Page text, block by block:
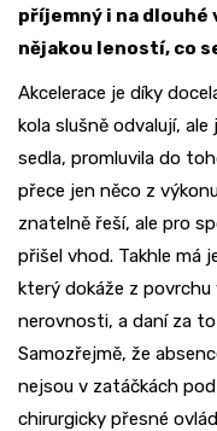
příjemný i na
nějakou leností, co
Akcelerace je díky
kola slušně odvalují,
sedla, promluvila do
přece jen něco z
znatelně řeší, ale pro
přišel vhod. Takhle má
který dokáže z
nerovnosti, a daní za
Samozřejmě, že
nejsou v zatáčkách
chirurgicky přesné